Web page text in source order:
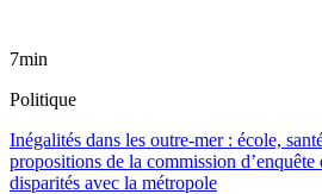
7min
Politique
Inégalités dans les outre-mer : école,
propositions de la commission
disparités avec la métropole